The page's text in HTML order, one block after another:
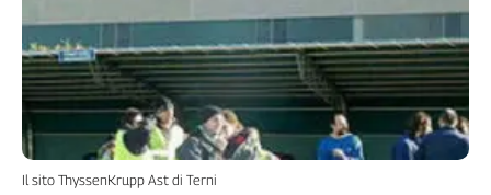
Ambiente
Diritti
Welfare
Italia
Internazionale
Culture
Il sito ThyssenKrupp Ast di Terni